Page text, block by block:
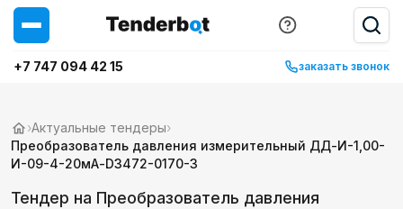
+7 747 094 42 15 заказать звонок
›Актуальные тендеры›
Преобразователь давления измерительный ДД-И-1,00-
И-09-4-20мА-D3472-0170-3
Тендер на Преобразователь давления